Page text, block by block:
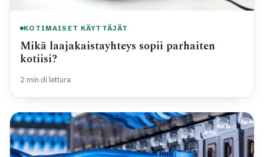
KOTIMAISET KÄYTTÄJÄT
Mikä laajakaistayhteys sopii parhaiten
kotiisi?
2 min di lettura